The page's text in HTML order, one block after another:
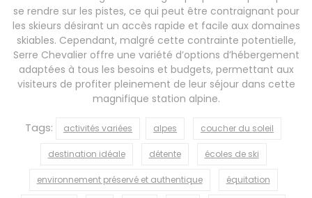
se rendre sur les pistes, ce qui peut être contraignant pour
les skieurs désirant un accès rapide et facile aux domaines
skiables. Cependant, malgré cette contrainte potentielle,
Serre Chevalier offre une variété d’options d’hébergement
adaptées à tous les besoins et budgets, permettant aux
visiteurs de profiter pleinement de leur séjour dans cette
magnifique station alpine.
Tags: activités variées alpes coucher du soleil
destination idéale détente écoles de ski
environnement préservé et authentique équitation